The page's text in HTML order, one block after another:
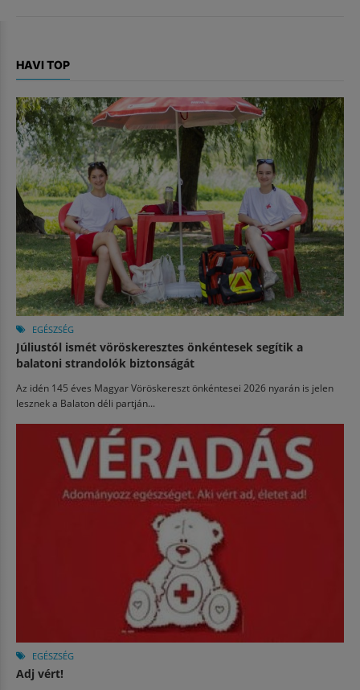
HAVI TOP
EGÉSZSÉG
Júliustól ismét vöröskeresztes önkéntesek segítik a
balatoni strandolók biztonságát
Az idén 145 éves Magyar Vöröskereszt önkéntesei 2026 nyarán is jelen
lesznek a Balaton déli partján...
EGÉSZSÉG
Adj vért!